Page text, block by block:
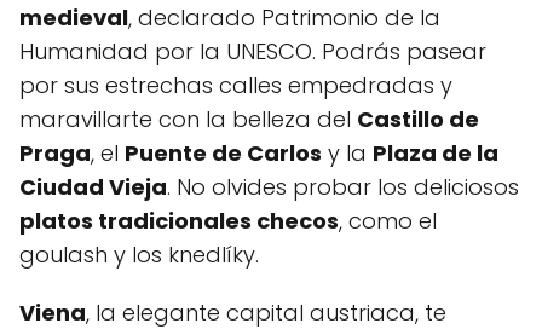
medieval, declarado Patrimonio de la
Humanidad por la UNESCO. Podrás pasear
por sus estrechas calles empedradas y
maravillarte con la belleza del Castillo de
Praga, el Puente de Carlos y la Plaza de la
Ciudad Vieja. No olvides probar los deliciosos
platos tradicionales checos, como el
goulash y los knedlíky.
Viena, la elegante capital austriaca, te